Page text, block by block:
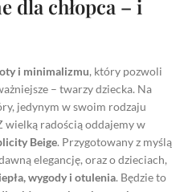
dla chłopca – i
i minimalizmu, który pozwoli
– twarzy dziecka. Na
jedynym w swoim rodzaju
wielką radością oddajemy w
Beige. Przygotowany z myślą
elegancję, oraz o dzieciach,
wygody i otulenia. Będzie to